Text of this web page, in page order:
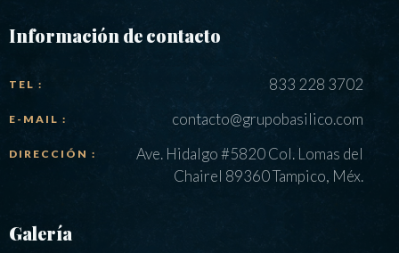
Información de contacto
TEL : 833 228 3702
E-MAIL : contacto@grupobasilico.com
DIRECCIÓN :
Ave. Hidalgo #5820 Col. Lomas del
Chairel 89360 Tampico, Méx.
Galería